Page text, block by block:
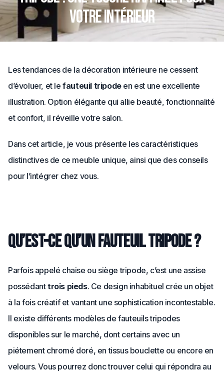
votre intérieur
Les tendances de la décoration intérieure ne cessent
d’évoluer, et lefauteuil tripodeen est une excellente
illustration. Option élégante qui allie beauté, fonctionnalité
et confort, il réveille votre salon.
Dans cet article, je vous présente les caractéristiques
distinctives de ce meuble unique, ainsi que des conseils
pour l’intégrer chez vous.
Qu’est-ce qu’un fauteuil tripode ?
Parfois appelé chaise ou siège tripode, c’est une assise
possédanttrois pieds. Ce design inhabituel crée un objet
à la fois créatif et vantant une sophistication incontestable.
Il existe différents modèles de fauteuils tripodes
disponibles sur le marché, dont certains avec un
piétement chromé doré, en tissus bouclette ou encore en
velours. Vous pourrez donc trouver celui qui répondra au